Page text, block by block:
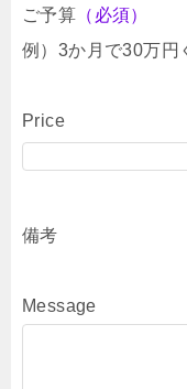
ご予算 （必須）
例）3か月で30万円
Price
備考
Message